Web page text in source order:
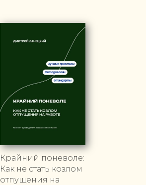
Крайний поневоле:
Как не стать козлом
отпущения на